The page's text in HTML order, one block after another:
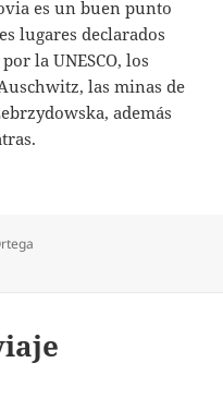
es un buen punto
lugares declarados
la UNESCO, los
las minas de
además
Patrimonio de la